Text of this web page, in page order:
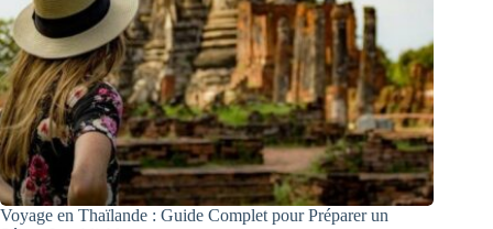
Voyage en Thaïlande : Guide Complet pour Préparer un